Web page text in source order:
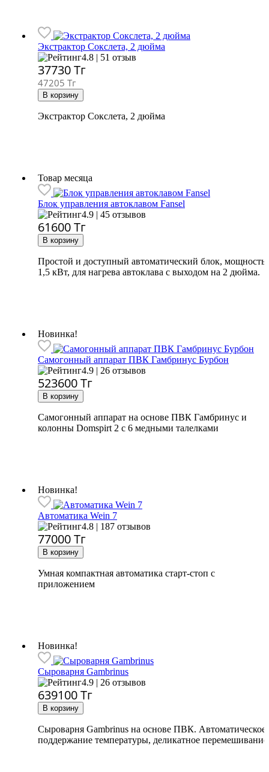
Экстрактор Сокслета, 2 дюйма
4.8 | 51 отзыв
37730Тг
47205 Тг
Экстрактор Сокслета, 2 дюйма
Товар месяца
Блок управления автоклавом Fansel
4.9 | 45 отзывов
61600Тг
Простой и доступный автоматический блок,
1,5 кВт, для нагрева автоклава с выходом на 2 дюйма.
Новинка!
Самогонный аппарат ПВК Гамбринус Бурбон
4.9 | 26 отзывов
523600Тг
Самогонный аппарат на основе ПВК Гамбринус и
колонны Domspirt 2 с 6 медными талелками
Новинка!
Автоматика Wein 7
4.8 | 187 отзывов
77000Тг
Умная компактная автоматика старт-стоп с
приложением
Новинка!
Сыроварня Gambrinus
4.9 | 26 отзывов
639100Тг
Сыроварня Gambrinus на основе ПВК. Автоматическое
поддержание температуры, деликатное перемешивание